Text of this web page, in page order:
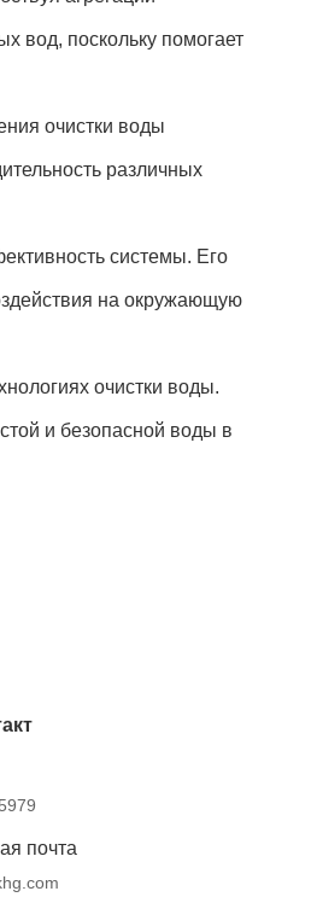
вод, поскольку помогает
очистки воды
различных
системы. Его
на окружающую
очистки воды.
и безопасной воды в
почта